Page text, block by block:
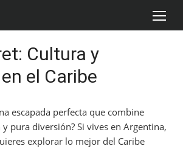
Cultura y
el Caribe
escapada perfecta que combine
pura diversión? Si vives en Argentina,
explorar lo mejor del Caribe